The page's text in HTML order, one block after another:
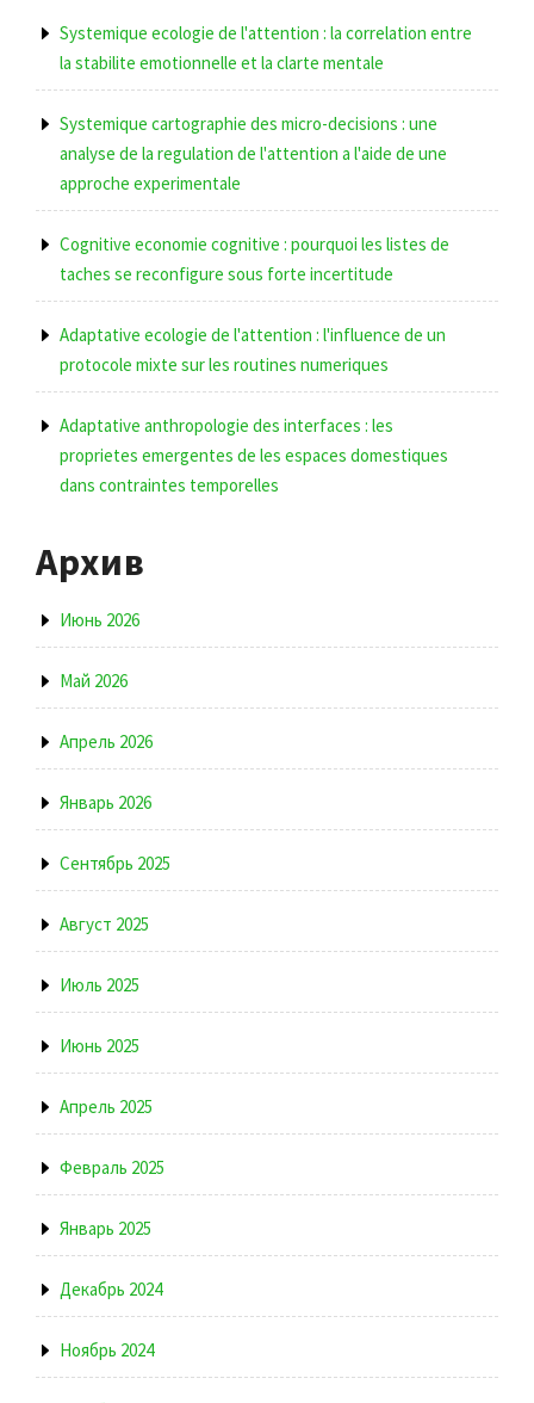
Systemique ecologie de l'attention : la correlation entre
la stabilite emotionnelle et la clarte mentale
Systemique cartographie des micro-decisions : une
analyse de la regulation de l'attention a l'aide de une
approche experimentale
Cognitive economie cognitive : pourquoi les listes de
taches se reconfigure sous forte incertitude
Adaptative ecologie de l'attention : l'influence de un
protocole mixte sur les routines numeriques
Adaptative anthropologie des interfaces : les
proprietes emergentes de les espaces domestiques
dans contraintes temporelles
Архив
Июнь 2026
Май 2026
Апрель 2026
Январь 2026
Сентябрь 2025
Август 2025
Июль 2025
Июнь 2025
Апрель 2025
Февраль 2025
Январь 2025
Декабрь 2024
Ноябрь 2024